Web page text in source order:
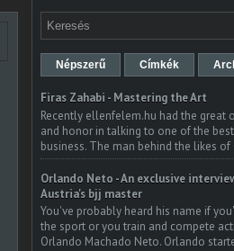
Népszerű Címkék
Firas Zahabi - Mastering the Art
Recently ellenfelem.hu had the great
and honor in talking to one of the
business. The man behind the likes of
Orlando Neto - An exclusive
Austria's bjj master
You've probably heard his name if
the sport or you train and compete
Orlando Machado Neto. Orlando